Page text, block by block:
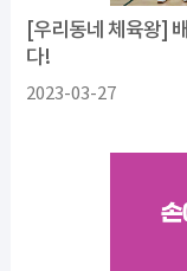
[우리동네 체육왕]
다!
2023-03-27